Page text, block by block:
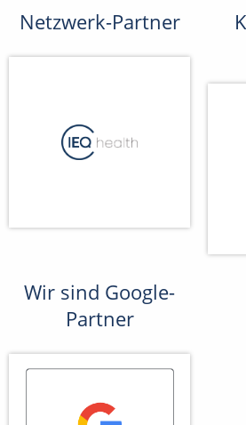
Netzwerk-Partner
Wir sind Google-
Partner